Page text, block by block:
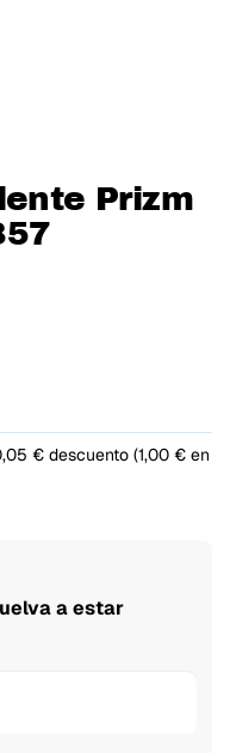
Prizm
€ descuento (1,00 € en
a estar